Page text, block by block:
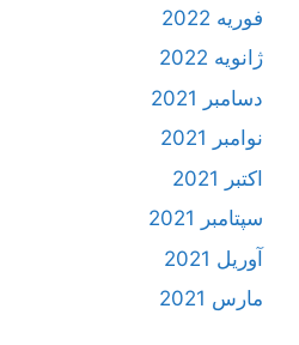
فوریه 2022
ژانویه 2022
دسامبر 2021
نوامبر 2021
اکتبر 2021
سپتامبر 2021
آوریل 2021
مارس 2021